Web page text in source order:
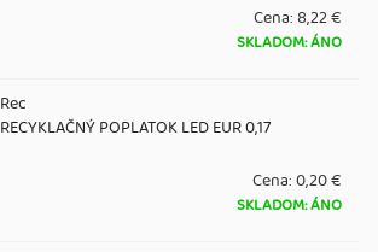
Cena:8,22 €
SKLADOM: ÁNO
Rec
RECYKLAČNÝ POPLATOK LED EUR 0,17
Cena:0,20 €
SKLADOM: ÁNO